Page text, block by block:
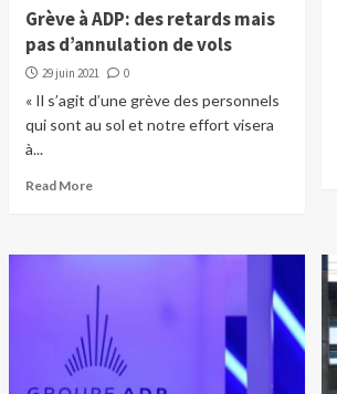
Grève à ADP: des retards mais
pas d’annulation de vols
29 juin 2021 0
« Il s’agit d’une grève des personnels
qui sont au sol et notre effort visera
à...
Read More